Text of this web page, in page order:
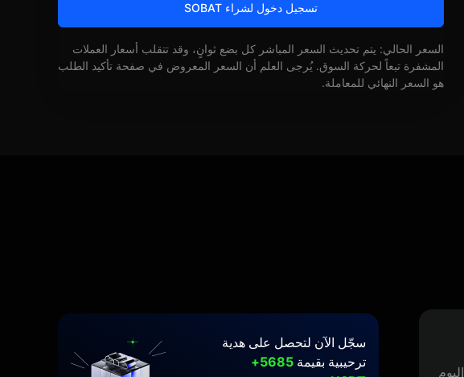
تسجيل دخول لشراء SOBAT
السعر الحالي: يتم تحديث السعر المباشر كل بضع ثوانٍ، وقد تتقلب أسعار العملات
المشفرة تبعاً لحركة السوق. يُرجى العلم أن السعر المعروض في صفحة تأكيد الطلب
هو السعر النهائي للمعاملة.
اليوم
سجّل الآن لتحصل على هدية
ترحيبية بقيمة
5685+